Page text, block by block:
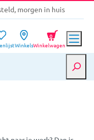
morgen in huis
€39,-
morgen in huis
WinkelsWinkelwagen
0